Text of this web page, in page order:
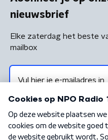
nieuwsbrief
Elke zaterdag het beste
mailbox